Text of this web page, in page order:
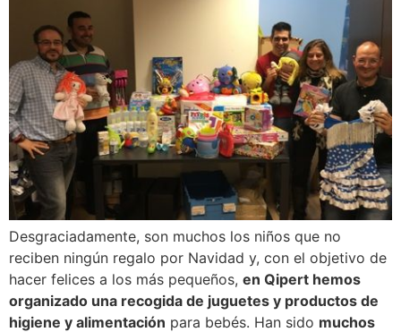
Desgraciadamente, son muchos los niños que no
reciben ningún regalo por Navidad y, con el objetivo de
hacer felices a los más pequeños, en Qipert hemos
organizado una recogida de juguetes y productos de
higiene y alimentación para bebés. Han sido muchos